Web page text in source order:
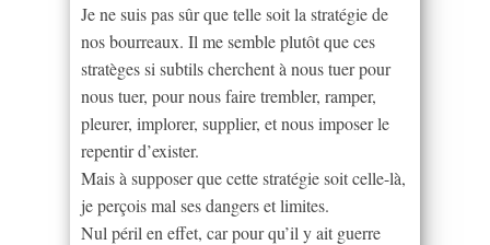
Je ne suis pas sûr que telle soit la stratégie de
nos bourreaux. Il me semble plutôt que ces
stratèges si subtils cherchent à nous tuer pour
nous tuer, pour nous faire trembler, ramper,
pleurer, implorer, supplier, et nous imposer le
repentir d’exister.
Mais à supposer que cette stratégie soit celle-là,
je perçois mal ses dangers et limites.
Nul péril en effet, car pour qu’il y ait guerre